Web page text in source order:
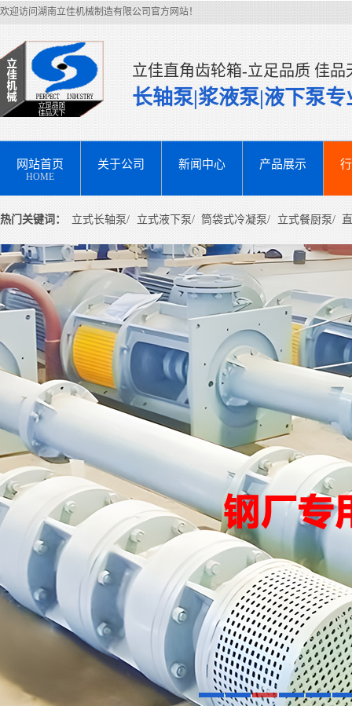
欢迎访问湖南立佳机械制造有限公司官方网站！
立佳直角齿轮箱-立足品质 佳品
长轴泵|浆液泵|液下泵
网站首页
HOME
关于公司 新闻中心 产品展示
热门关键词： 立式长轴泵/ 立式液下泵/ 筒袋式冷凝泵/ 立式餐厨泵/